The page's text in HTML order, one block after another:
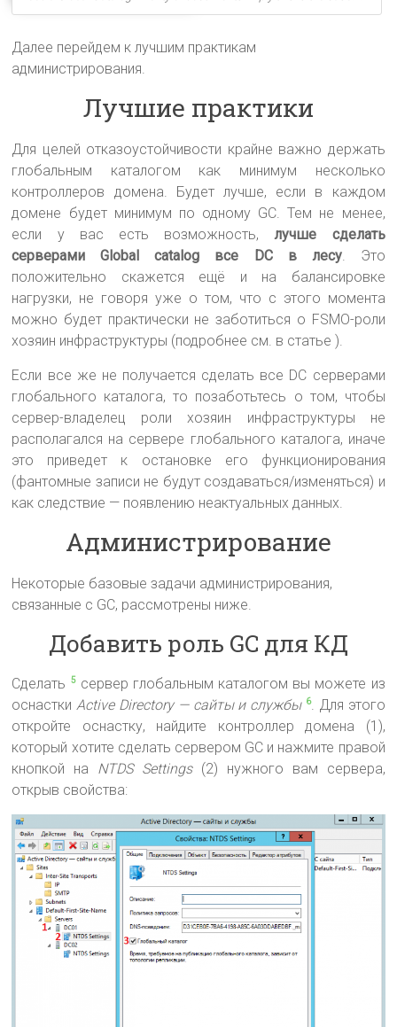
Далее перейдем к лучшим практикам
администрирования.
Лучшие практики
Для целей отказоустойчивости крайне важно держать
глобальным каталогом как минимум несколько
контроллеров домена. Будет лучше, если в каждом
домене будет минимум по одному GC. Тем не менее,
если у вас есть возможность,лучше сделать
серверами Global catalog все DC в лесу. Это
положительно скажется ещё и на балансировке
нагрузки, не говоря уже о том, что с этого момента
можно будет практически не заботиться о FSMO-роли
хозяин инфраструктуры (подробнее см. в статье ).
Если все же не получается сделать все DC серверами
глобального каталога, то позаботьтесь о том, чтобы
сервер-владелец роли хозяин инфраструктуры не
располагался на сервере глобального каталога, иначе
это приведет к остановке его функционирования
(фантомные записи не будут создаваться/изменяться) и
как следствие — появлению неактуальных данных.
Администрирование
Некоторые базовые задачи администрирования,
связанные с GC, рассмотрены ниже.
Добавить роль GC для КД
Сделать 5сервер глобальным каталогом вы можете из
оснастки Active Directory — сайты и службы 6. Для этого
откройте оснастку, найдите контроллер домена (1),
который хотите сделать сервером GC и нажмите правой
кнопкой на NTDS Settings(2) нужного вам сервера,
открыв свойства: